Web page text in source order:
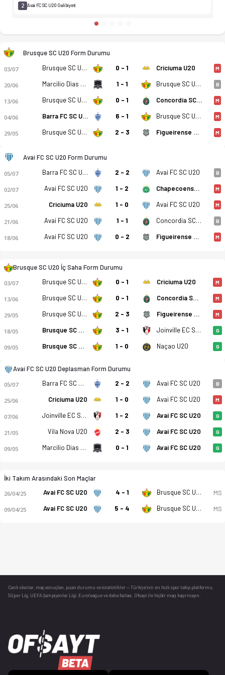
Brusque SC U20 - Avai FC SC U20 1-1 bitti. Gol anları,
2 Avai FC SC U20 Galibiyeti
Brusque SC U20 Form Durumu
03/07 Brusque SC U20 0 - 1 Criciuma U20 M
20/06 Marcilio Dias SC U20 1 - 1 Brusque SC U20 B
13/06 Brusque SC U20 0 - 1 Concordia SC U20 M
04/06 Barra FC SC U20 6 - 1 Brusque SC U20 M
29/05 Brusque SC U20 2 - 3 Figueirense SC U20 M
Avai FC SC U20 Form Durumu
05/07 Barra FC SC U20 2 - 2 Avai FC SC U20 B
02/07 Avai FC SC U20 1 - 2 Chapecoense SC U20 M
25/06 Criciuma U20 1 - 0 Avai FC SC U20 M
21/06 Avai FC SC U20 1 - 1 Concordia SC U20 B
18/06 Avai FC SC U20 0 - 2 Figueirense SC U20 M
Brusque SC U20 İç Saha Form Durumu
03/07 Brusque SC U20 0 - 1 Criciuma U20 M
13/06 Brusque SC U20 0 - 1 Concordia SC U20 M
29/05 Brusque SC U20 2 - 3 Figueirense SC U20 M
18/05 Brusque SC U20 3 - 1 Joinville EC SC U20 G
09/05 Brusque SC U20 1 - 0 Naçao U20 G
Avai FC SC U20 Deplasman Form Durumu
05/07 Barra FC SC U20 2 - 2 Avai FC SC U20 B
25/06 Criciuma U20 1 - 0 Avai FC SC U20 M
07/06 Joinville EC SC U20 1 - 2 Avai FC SC U20 G
21/05 Vila Nova U20 2 - 3 Avai FC SC U20 G
09/05 Marcilio Dias SC U20 0 - 1 Avai FC SC U20 G
İki Takım Arasındaki Son Maçlar
26/04/25 Avai FC SC U20 4 - 1 Brusque SC U20 MS
09/04/25 Avai FC SC U20 5 - 4 Brusque SC U20 MS
Canlı skorlar , maç sonuçları, puan durumu ve istatistikler — Türkiye’nin en hızlı spor takip platformu.
Süper Lig, UEFA Şampiyonlar Ligi, Euroleague ve daha fazlası. Ofsayt ile hiçbir maçı kaçırmayın.